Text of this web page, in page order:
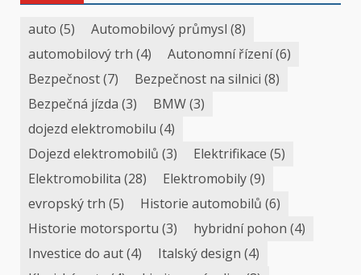
auto (5) Automobilový průmysl (8)
automobilový trh (4) Autonomní řízení(6)
Bezpečnost(7) Bezpečnost na silnici (8)
Bezpečná jízda (3) BMW(3)
dojezd elektromobilu (4)
Dojezd elektromobilů (3) Elektrifikace (5)
Elektromobilita (28) Elektromobily(9)
evropský trh (5) Historie automobilů (6)
Historie motorsportu (3) hybridní pohon (4)
Investice do aut(4) Italský design (4)